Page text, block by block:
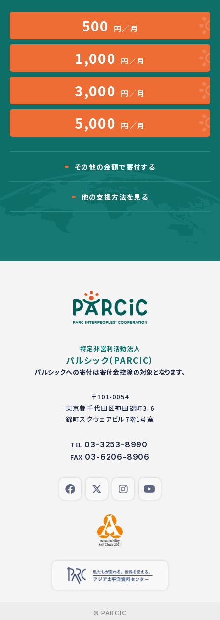
500 円／月
1,000 円／月
3,000 円／月
5,000 円／月
その他の金額で寄付する
他の支援方法を見る
特定非営利活動法人
パルシック（PARCIC）
パルシックへの寄付は寄付金控除の対象となります。
〒101-0054
東京都千代田区神田錦町3-6
錦町スクウェアビル7階1号室
TEL 03-3253-8990
FAX 03-6206-8906
© PARCIC